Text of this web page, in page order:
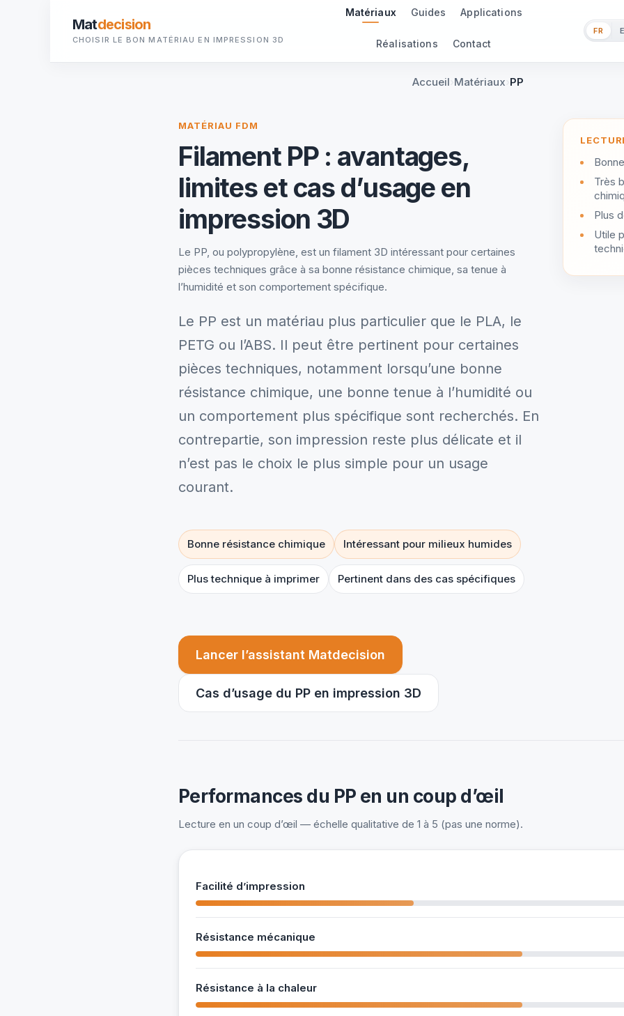
Matdecision
CHOISIR LE BON MATÉRIAU EN IMPRESSION 3D
FR
Matériaux Guides Applications
Réalisations Contact
Accueil Matériaux PP
MATÉRIAU FDM
Filament PP : avantages,
limites et cas d’usage en
impression 3D
Le PP, ou polypropylène, est un filament 3D intéressant pour certaines
pièces techniques grâce à sa bonne résistance chimique, sa tenue à
l’humidité et son comportement spécifique.
Le PP est un matériau plus particulier que le PLA, le
PETG ou l’ABS. Il peut être pertinent pour certaines
pièces techniques, notamment lorsqu’une bonne
résistance chimique, une bonne tenue à l’humidité ou
un comportement plus spécifique sont recherchés. En
contrepartie, son impression reste plus délicate et il
n’est pas le choix le plus simple pour un usage
courant.
Bonne résistance chimique Intéressant pour milieux humides
Plus technique à imprimer Pertinent dans des cas spécifiques
Très
Plus
Utile
Lancer l’assistant Matdecision
Cas d’usage du PP en impression 3D
Performances du PP en un coup d’œil
Lecture en un coup d’œil — échelle qualitative de 1 à 5 (pas une norme).
Facilité d’impression
Résistance mécanique
Résistance à la chaleur